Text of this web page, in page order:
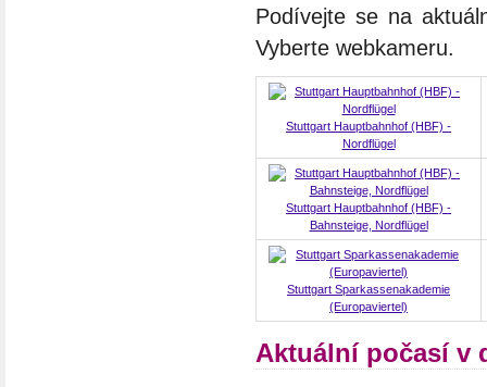
Podívejte se na
Vyberte webkameru.
Stuttgart Hauptbahnhof (HBF) -
Nordflügel
Stuttgart Hauptbahnhof (HBF) -
Bahnsteige, Nordflügel
Stuttgart Sparkassenakademie
(Europaviertel)
Aktuální počasí v